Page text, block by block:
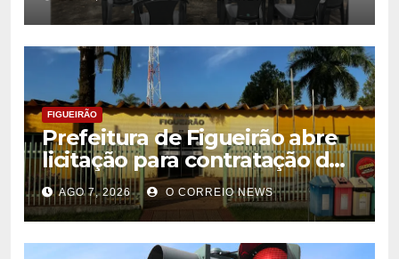
desenvolvimento da
citricultura
FIGUEIRÃO
Prefeitura de Figueirão abre
licitação para contratação de
estrutura de eventos
AGO 7, 2026 O CORREIO NEWS